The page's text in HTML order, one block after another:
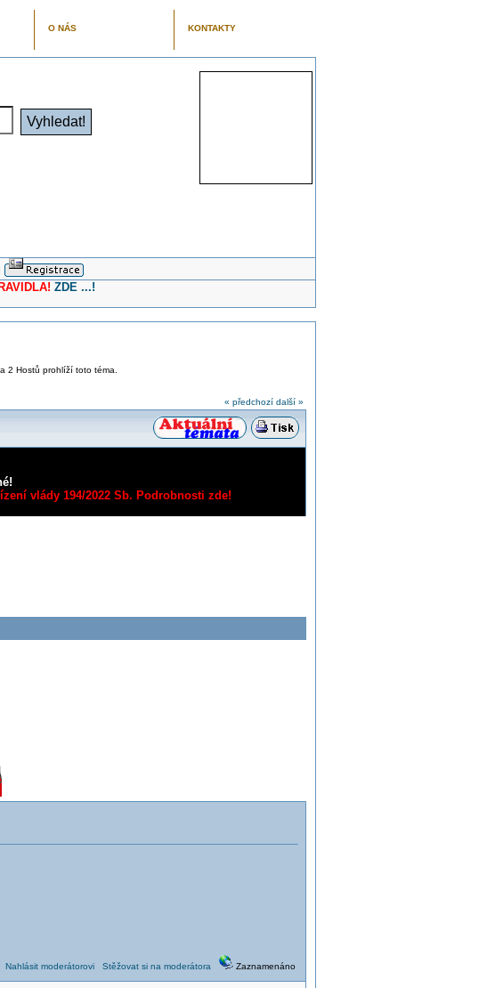
O NÁS KONTAKTY
ZDE ...!
2 Hostů prohlíží toto téma.
« předchozí další »
vlády 194/2022 Sb. Podrobnosti zde!
Nahlásit moderátorovi Stěžovat si na moderátora Zaznamenáno